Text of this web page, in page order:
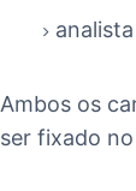
Ambos os
ser fixado